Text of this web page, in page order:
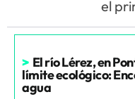
el
> El río Lérez, en
límite ecológico:
agua